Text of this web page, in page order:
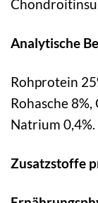
Analytische
Rohprotein
Rohasche
Natrium 0,4%.
Zusatzstoffe